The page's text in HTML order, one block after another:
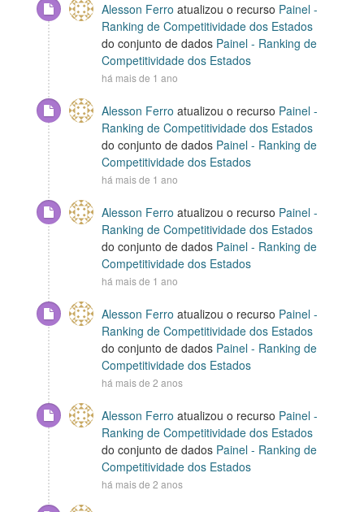
Alesson Ferro atualizou o recurso Painel -
Ranking de Competitividade dos Estados
do conjunto de dados Painel - Ranking de
Competitividade dos Estados
há mais de 1 ano
Alesson Ferro atualizou o recurso Painel -
Ranking de Competitividade dos Estados
do conjunto de dados Painel - Ranking de
Competitividade dos Estados
há mais de 1 ano
Alesson Ferro atualizou o recurso Painel -
Ranking de Competitividade dos Estados
do conjunto de dados Painel - Ranking de
Competitividade dos Estados
há mais de 1 ano
Alesson Ferro atualizou o recurso Painel -
Ranking de Competitividade dos Estados
do conjunto de dados Painel - Ranking de
Competitividade dos Estados
há mais de 2 anos
Alesson Ferro atualizou o recurso Painel -
Ranking de Competitividade dos Estados
do conjunto de dados Painel - Ranking de
Competitividade dos Estados
há mais de 2 anos